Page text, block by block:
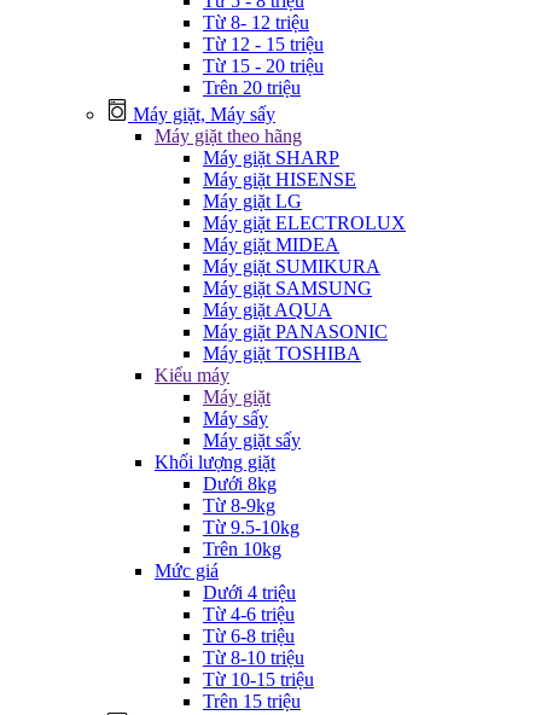
Từ 8- 12 triệu
Từ 12 - 15 triệu
Từ 15 - 20 triệu
Trên 20 triệu
Máy giặt, Máy sấy
Máy giặt theo hãng
Máy giặt SHARP
Máy giặt HISENSE
Máy giặt LG
Máy giặt ELECTROLUX
Máy giặt MIDEA
Máy giặt SUMIKURA
Máy giặt SAMSUNG
Máy giặt AQUA
Máy giặt PANASONIC
Máy giặt TOSHIBA
Kiểu máy
Máy giặt
Máy sấy
Máy giặt sấy
Khối lượng giặt
Dưới 8kg
Từ 8-9kg
Từ 9.5-10kg
Trên 10kg
Mức giá
Dưới 4 triệu
Từ 4-6 triệu
Từ 6-8 triệu
Từ 8-10 triệu
Từ 10-15 triệu
Trên 15 triệu